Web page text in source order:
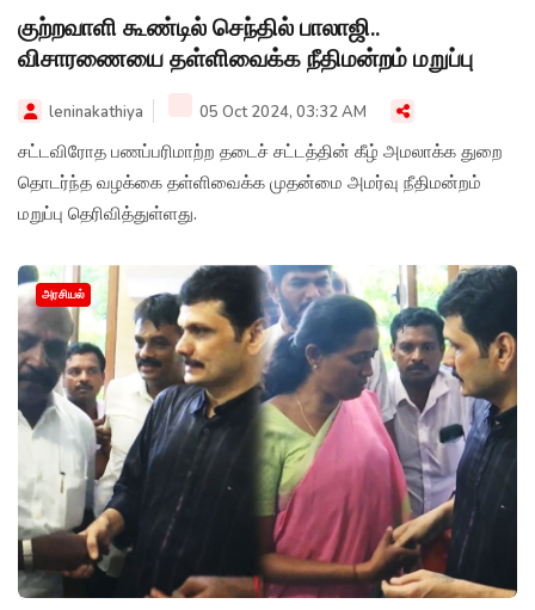
குற்றவாளி கூண்டில் செந்தில் பாலாஜி..
விசாரணையை தள்ளிவைக்க நீதிமன்றம் மறுப்பு
leninakathiya 05 Oct 2024, 03:32 AM
சட்டவிரோத பணப்பரிமாற்ற தடைச் சட்டத்தின் கீழ் அமலாக்க துறை
தொடர்ந்த வழக்கை தள்ளிவைக்க முதன்மை அமர்வு நீதிமன்றம்
மறுப்பு தெரிவித்துள்ளது.
அரசியல்